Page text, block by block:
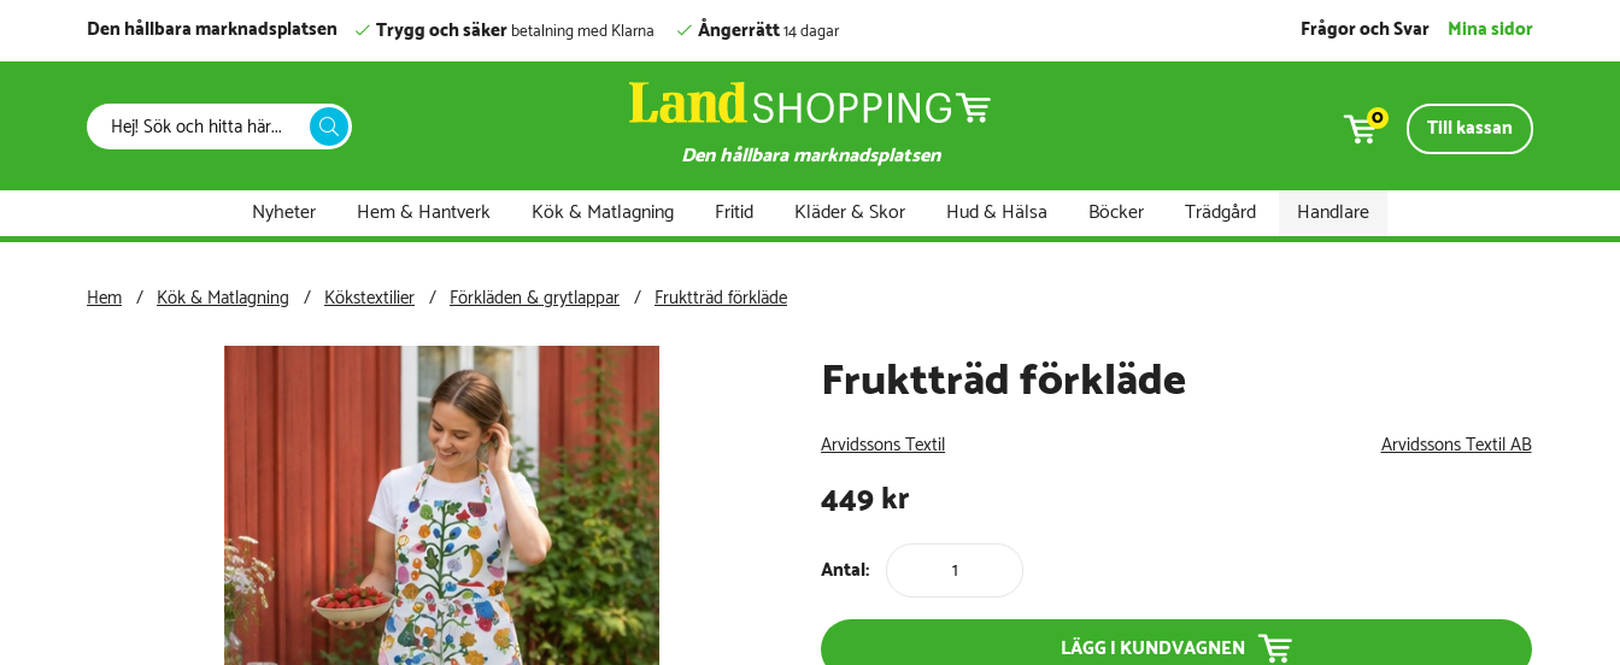
Den hållbara marknadsplatsen Trygg och säkerbetalning med Klarna Ångerrätt14 dagar Frågor och Svar Mina sidor
Den hållbara marknadsplatsen
0 Till kassan
Nyheter Hem & Hantverk Kök & Matlagning Fritid Kläder & Skor Hud & Hälsa Böcker Trädgård Handlare
Hem Kök & Matlagning Kökstextilier Förkläden & grytlappar Fruktträd förkläde
Fruktträd förkläde
Arvidssons Textil Arvidssons Textil AB
449kr
Antal:
LÄGG I KUNDVAGNEN